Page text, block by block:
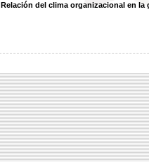
Relación del clima organizacional en